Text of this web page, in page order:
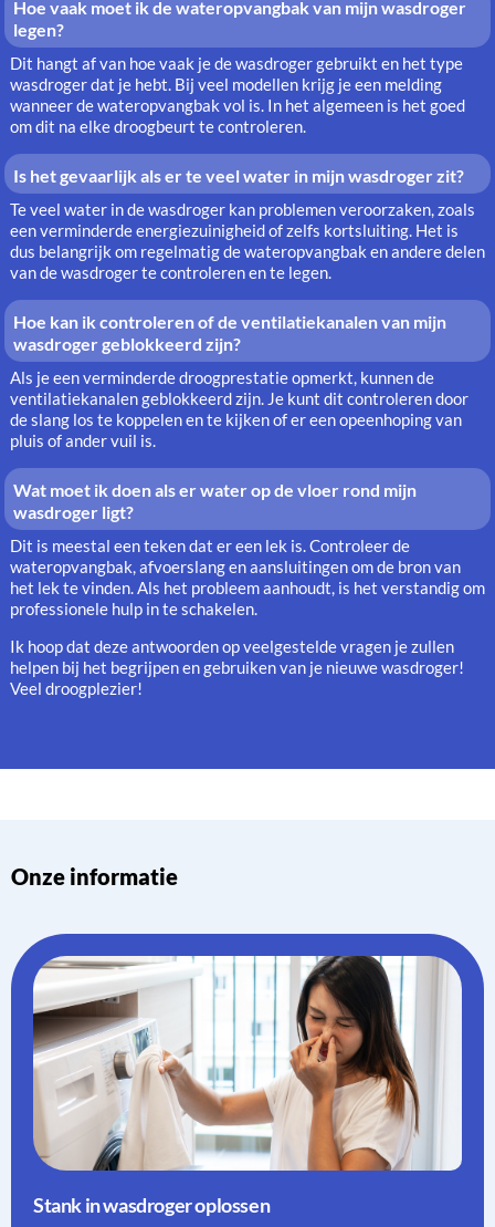
Hoe vaak moet ik de wateropvangbak van mijn wasdroger
legen?
Dit hangt af van hoe vaak je de wasdroger gebruikt en het type
wasdroger dat je hebt. Bij veel modellen krijg je een melding
wanneer de wateropvangbak vol is. In het algemeen is het goed
om dit na elke droogbeurt te controleren.
Is het gevaarlijk als er te veel water in mijn wasdroger zit?
Te veel water in de wasdroger kan problemen veroorzaken, zoals
een verminderde energiezuinigheid of zelfs kortsluiting. Het is
dus belangrijk om regelmatig de wateropvangbak en andere delen
van de wasdroger te controleren en te legen.
Hoe kan ik controleren of de ventilatiekanalen van mijn
wasdroger geblokkeerd zijn?
Als je een verminderde droogprestatie opmerkt, kunnen de
ventilatiekanalen geblokkeerd zijn. Je kunt dit controleren door
de slang los te koppelen en te kijken of er een opeenhoping van
pluis of ander vuil is.
Wat moet ik doen als er water op de vloer rond mijn
wasdroger ligt?
Dit is meestal een teken dat er een lek is. Controleer de
wateropvangbak, afvoerslang en aansluitingen om de bron van
het lek te vinden. Als het probleem aanhoudt, is het verstandig om
professionele hulp in te schakelen.
Ik hoop dat deze antwoorden op veelgestelde vragen je zullen
helpen bij het begrijpen en gebruiken van je nieuwe wasdroger!
Veel droogplezier!
Onze informatie
Stank in wasdroger oplossen